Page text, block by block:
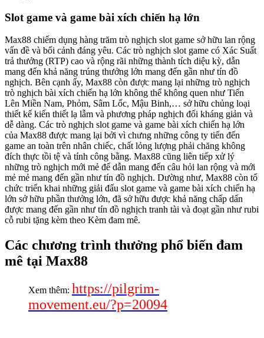
Slot game và game bài xích chiến hạ lớn
Max88 chiếm dụng hàng trăm trò nghịch slot game sở hữu lan rộng
vấn đề và bối cảnh đáng yêu. Các trò nghịch slot game có Xác Suất
trả thưởng (RTP) cao và rộng rãi những thành tích diệu kỳ, dẫn
mang đến khả năng trúng thưởng lớn mang đến gần như tín đồ
nghịch. Bên cạnh ấy, Max88 còn được mang lại những trò nghịch
trò nghịch bài xích chiến hạ lớn không thể không quen như Tiến
Lên Miền Nam, Phỏm, Sâm Lốc, Mậu Binh,… sở hữu chủng loại
thiết kế kiến thiết lạ lẫm và phương pháp nghịch đối kháng giản và
dễ dàng. Các trò nghịch slot game và game bài xích chiến hạ lớn
của Max88 được mang lại bởi vì chưng những công ty tiến đến
game an toàn trên nhân chiếc, chất lỏng lượng phải chăng không
đích thực tồi tệ và tính công bằng. Max88 cũng liên tiếp xử lý
những trò nghịch mới mẻ để dẫn mang đến câu hỏi lan rộng và mới
mẻ mẻ mang đến gần như tín đồ nghịch. Dường như, Max88 còn tổ
chức triển khai những giải đấu slot game và game bài xích chiến hạ
lớn sở hữu phần thưởng lớn, đã sở hữu được khả năng chấp dấn
được mang đến gần như tín đồ nghịch tranh tài và đoạt gần như rubi
cỗ rubi tặng kèm theo Kèm đam mê.
Các chương trình thưởng phổ biến đam
mê tại Max88
Xem thêm: https://pilgrim-
movement.eu/?p=20094